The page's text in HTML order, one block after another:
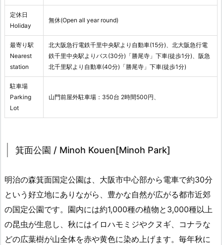
定休日
Holiday
無休(Open all year round)
最寄り駅
Nearest
station
北大阪急行電鉄千里中央駅より自動車(15分)、北大阪急行電
鉄千里中央駅よりバス(30分)「勝尾寺」下車(徒歩1分)、阪急
北千里駅より自動車(40分)「勝尾寺」下車(徒歩1分)
駐車場
Parking
Lot
山門前屋外駐車場：350台 2時間500円、
箕面公園 / Minoh Kouen[Minoh Park]
明治の森箕面国定公園は、大阪市中心部から電車で約30分
という好立地にありながら、豊かな自然が広がる都市近郊
の国定公園です。園内には約1,000種の植物と3,000種以上
の昆虫が生息し、秋にはイロハモミジやクヌギ、コナラな
どの広葉樹が山全体を赤や黄色に染め上げます。毎年秋に